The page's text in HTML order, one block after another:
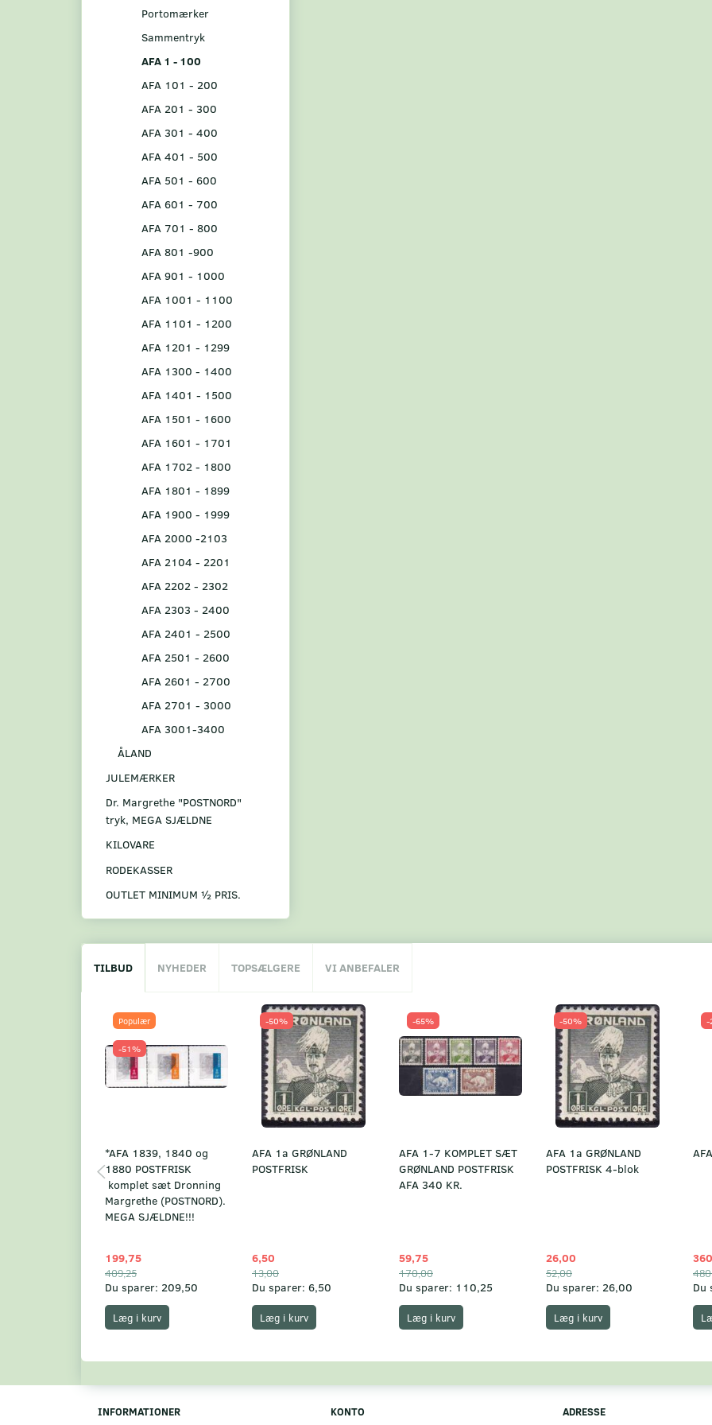
Portomærker
Sammentryk
AFA 1 - 100
AFA 101 - 200
AFA 201 - 300
AFA 301 - 400
AFA 401 - 500
AFA 501 - 600
AFA 601 - 700
AFA 701 - 800
AFA 801 -900
AFA 901 - 1000
AFA 1001 - 1100
AFA 1101 - 1200
AFA 1201 - 1299
AFA 1300 - 1400
AFA 1401 - 1500
AFA 1501 - 1600
AFA 1601 - 1701
AFA 1702 - 1800
AFA 1801 - 1899
AFA 1900 - 1999
AFA 2000 -2103
AFA 2104 - 2201
AFA 2202 - 2302
AFA 2303 - 2400
AFA 2401 - 2500
AFA 2501 - 2600
AFA 2601 - 2700
AFA 2701 - 3000
AFA 3001-3400
ÅLAND
JULEMÆRKER
Dr. Margrethe "POSTNORD"
tryk, MEGA SJÆLDNE
KILOVARE
RODEKASSER
OUTLET MINIMUM ½ PRIS.
TILBUD NYHEDER TOPSÆLGERE VI ANBEFALER
Populær
-51%
*AFA 1839, 1840 og
1880 POSTFRISK
komplet sæt Dronning
Margrethe (POSTNORD).
MEGA SJÆLDNE!!!
199,75
409,25
Du sparer: 209,50
Læg i kurv
-50%
AFA 1a GRØNLAND
POSTFRISK
6,50
13,00
Du sparer: 6,50
Læg i kurv
-65%
AFA 1-7 KOMPLET SÆT
GRØNLAND POSTFRISK
AFA 340 KR.
59,75
170,00
Du sparer: 110,25
Læg i kurv
-50%
AFA 1a GRØNLAND
POSTFRISK 4-blok
26,00
52,00
Du sparer: 26,00
Læg i kurv
-
Du
INFORMATIONER KONTO ADRESSE